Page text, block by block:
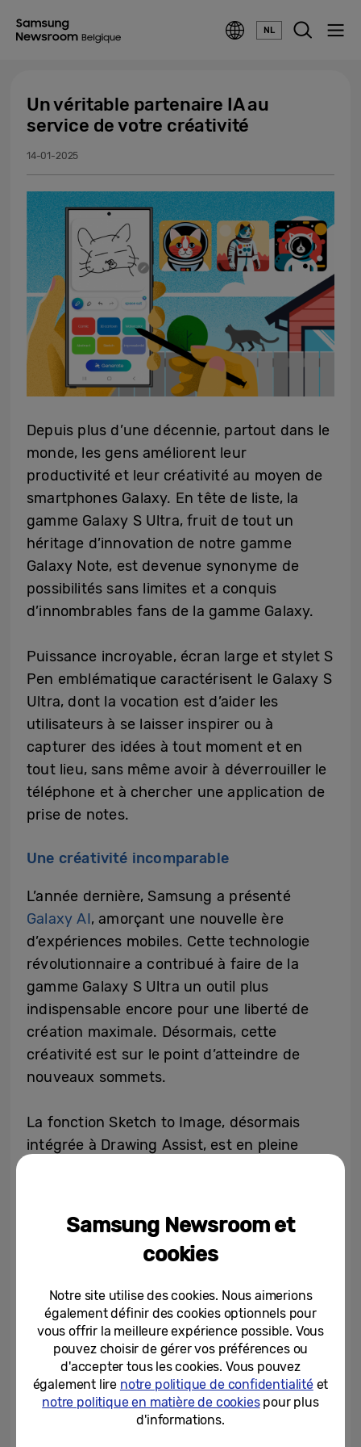
NL
Un véritable partenaire IA au
service de votre créativité
14-01-2025
Depuis plus d’une décennie, partout dans le
monde, les gens améliorent leur
productivité et leur créativité au moyen de
smartphones Galaxy. En tête de liste, la
gamme Galaxy S Ultra, fruit de tout un
héritage d’innovation de notre gamme
Galaxy Note, est devenue synonyme de
possibilités sans limites et a conquis
d’innombrables fans de la gamme Galaxy.
Puissance incroyable, écran large et stylet S
Pen emblématique caractérisent le Galaxy S
Ultra, dont la vocation est d’aider les
utilisateurs à se laisser inspirer ou à
capturer des idées à tout moment et en
tout lieu, sans même avoir à déverrouiller le
téléphone et à chercher une application de
prise de notes.
Une créativité incomparable
L’année dernière, Samsung a présenté
Galaxy AI, amorçant une nouvelle ère
d’expériences mobiles. Cette technologie
révolutionnaire a contribué à faire de la
gamme Galaxy S Ultra un outil plus
indispensable encore pour une liberté de
création maximale. Désormais, cette
créativité est sur le point d’atteindre de
nouveaux sommets.
La fonction Sketch to Image, désormais
intégrée à Drawing Assist, est en pleine
doigt, cette expérience devient
multimodale. Vous donnez désormais vie à
vos idées en les esquissant, en rédigeant
d’un texte ou en utilisant la commande
vocale pour indiquer les éléments à
dessiner. Si vous pouvez l’imaginer, Galaxy
AI peut vous aider à le concrétiser.
Imaginons que vous souhaitiez laisser libre
Samsung Newsroom et
cookies
Notre site utilise des cookies. Nous aimerions
également définir des cookies optionnels pour
vous offrir la meilleure expérience possible. Vous
pouvez choisir de gérer vos préférences ou
d'accepter tous les cookies. Vous pouvez
également lire notre politique de confidentialitéet
notre politique en matière de cookiespour plus
d'informations.